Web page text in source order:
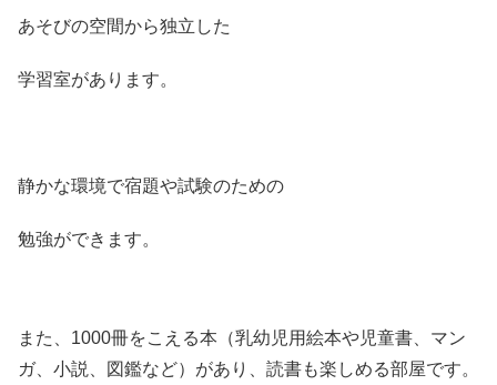
あそびの空間から独立した
学習室があります。
静かな環境で宿題や試験のための
勉強ができます。
また、1000冊をこえる本（乳幼児用絵本や児童書、マン
ガ、小説、図鑑など）があり、読書も楽しめる部屋です。